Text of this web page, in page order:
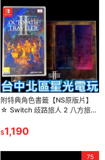
附特典角色書籤【NS原版片】
☆ Switch 歧路旅人 2 八方旅人
玩】
$1,190
75